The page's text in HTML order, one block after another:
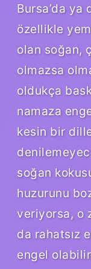
Bursa’da ya
özellikle
olan soğan,
olmazsa
oldukça
namaza
kesin bir
soğan
huzurunu
veriyorsa, o
da rahatsız
engel